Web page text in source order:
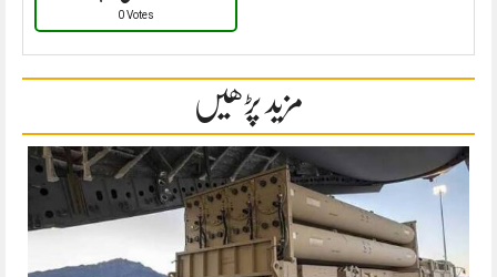
0 Votes
مزید پڑھیں